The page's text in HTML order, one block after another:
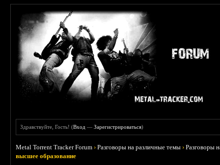
Здравствуйте, Гость! (Вход —Зарегистрироваться)
Metal Torrent Tracker Forum ›Разговоры на различные темы ›Разговоры
высшее образование